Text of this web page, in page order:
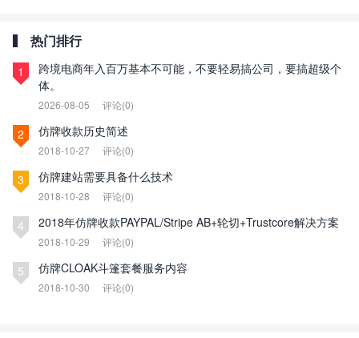
热门排行
1
跨境电商年入百万基本不可能，不要轻易搞公司，要搞超级个
体。
2026-08-05 评论(0)
2 仿牌收款历史简述
2018-10-27 评论(0)
3 仿牌建站需要具备什么技术
2018-10-28 评论(0)
4 2018年仿牌收款PAYPAL/Stripe AB+轮切+Trustcore解决方案
2018-10-29 评论(0)
5 仿牌CLOAK斗篷套餐服务内容
2018-10-30 评论(0)